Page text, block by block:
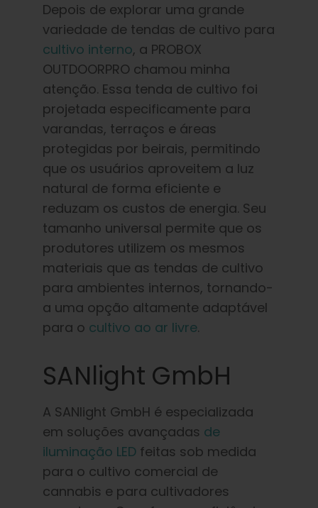
Depois de explorar uma grande
variedade de tendas de cultivo para
cultivo interno, a PROBOX
OUTDOORPRO chamou minha
atenção. Essa tenda de cultivo foi
projetada especificamente para
varandas, terraços e áreas
protegidas por beirais, permitindo
que os usuários aproveitem a luz
natural de forma eficiente e
reduzam os custos de energia. Seu
tamanho universal permite que os
produtores utilizem os mesmos
materiais que as tendas de cultivo
para ambientes internos, tornando-
a uma opção altamente adaptável
para o cultivo ao ar livre.
SANlight GmbH
A SANlight GmbH é especializada
em soluções avançadas de
iluminação LED feitas sob medida
para o cultivo comercial de
cannabis e para cultivadores